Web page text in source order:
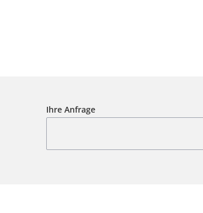
Ihre Anfrage